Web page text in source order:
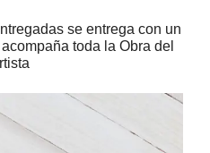
se entrega con un
toda la Obra del